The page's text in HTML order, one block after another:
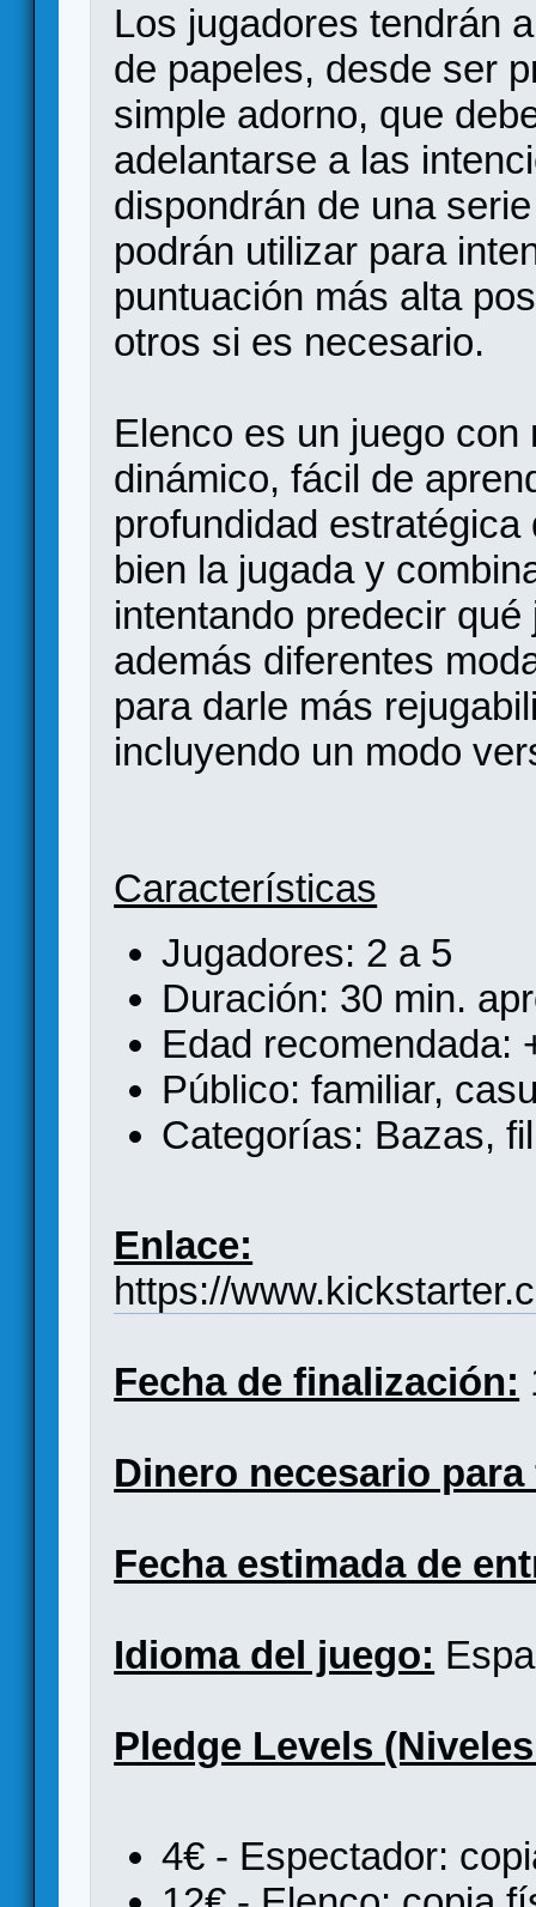
Los jugadores tendrán
de papeles, desde ser
simple adorno, que
adelantarse a las
dispondrán de una
podrán utilizar para
puntuación más alta
otros si es necesario.
Elenco es un juego
dinámico, fácil de
profundidad
bien la jugada y
intentando predecir
además diferentes
para darle más
incluyendo un modo
Características
Jugadores: 2 a 5
Duración: 30 min.
Edad recomendada:
Público: familiar,
Categorías: Bazas,
Enlace:
https://
Fecha de finalización:
Dinero necesario
Fecha estimada de
Idioma del juego:
Pledge Levels
4€ - Espectador: